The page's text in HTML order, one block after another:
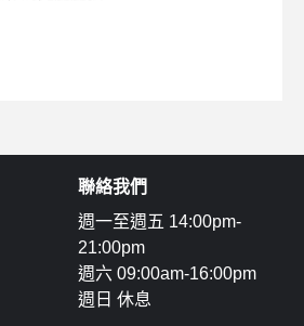
聯絡我們
週一至週五 14:00pm-
21:00pm
週六 09:00am-16:00pm
週日 休息